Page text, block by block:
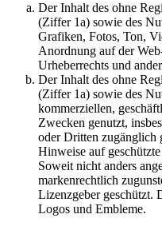
Der Inhalt des ohne
(Ziffer 1a) sowie des
Grafiken, Fotos, Ton,
Anordnung auf der
Urheberrechts und
Der Inhalt des ohne
(Ziffer 1a) sowie des
kommerziellen,
Zwecken genutzt,
oder Dritten zugänglich
Hinweise auf
Soweit nicht anders
markenrechtlich
Lizenzgeber geschützt.
Logos und Embleme.